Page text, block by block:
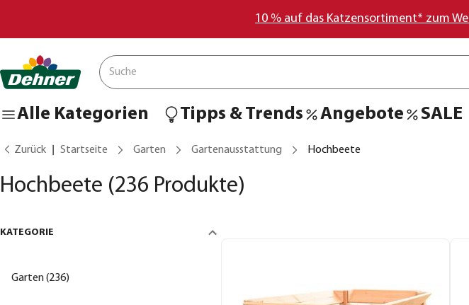
10 % auf das Katzensortiment* zum
Alle Kategorien Tipps & Trends Angebote SALE
Zurück Startseite Garten Gartenausstattung Hochbeete
Hochbeete (236 Produkte)
KATEGORIE
Garten (236)